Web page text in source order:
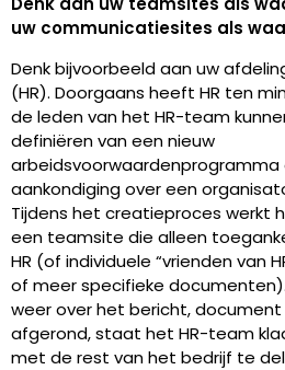
uw communicatiesites als
Denk bijvoorbeeld aan uw
(HR). Doorgaans heeft HR ten
de leden van het HR-team
definiëren van een nieuw
aankondiging over een
Tijdens het creatieproces werkt
een teamsite die alleen
HR (of individuele “vrienden van
of meer specifieke
weer over het bericht,
afgerond, staat het HR-team
met de rest van het bedrijf te